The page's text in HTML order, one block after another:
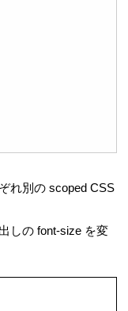
れ別の scoped CSS
しの font-size を変